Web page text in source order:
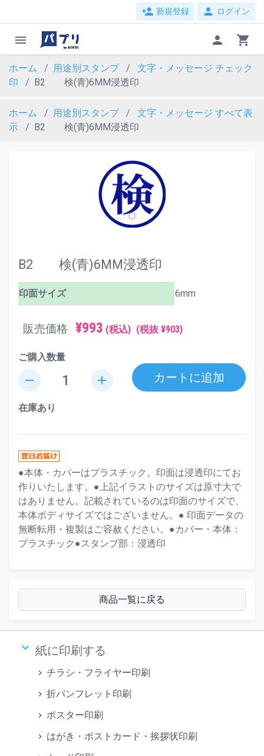
person_add 新規登録 person ログイン
menu person shopping_cart
ホーム 用途別スタンプ 文字・メッセージ チェック
印
B2 検(青)6MM浸透印
ホーム 用途別スタンプ 文字・メッセージ すべて表
示
B2 検(青)6MM浸透印
B2 検(青)6MM浸透印
印面サイズ 6mm
販売価格 ¥993 (税込) (税抜 ¥903)
ご購入数量
remove add カートに追加
在庫あり
●本体・カバーはプラスチック。印面は浸透印にてお
作りいたします。●上記イラストのサイズは原寸大で
はありません。記載されているのは印面のサイズで、
本体ボディサイズではございません。● 印面データの
無断転用・複製はご容赦ください。●カバー・本体：
プラスチック●スタンプ部：浸透印
商品一覧に戻る
keyboard_arrow_down 紙に印刷する
チラシ・フライヤー印刷
折パンフレット印刷
ポスター印刷
はがき・ポストカード・挨拶状印刷